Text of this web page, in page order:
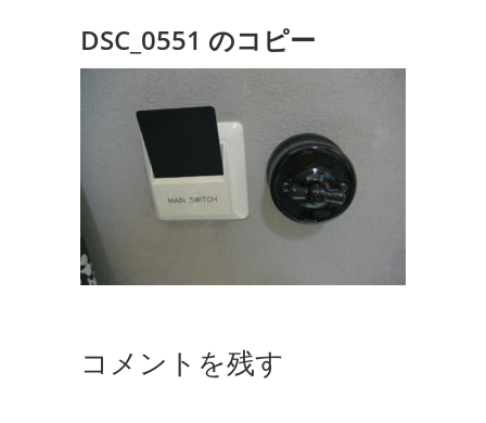
DSC_0551 のコピー
コメントを残す